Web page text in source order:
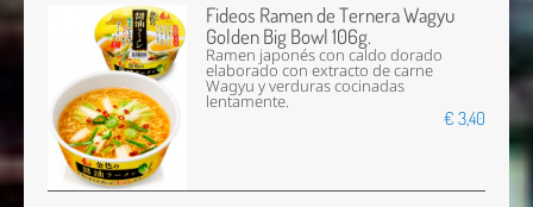
Fideos Ramen de Ternera Wagyu
Golden Big Bowl 106g.
Ramen japonés con caldo dorado
elaborado con extracto de carne
Wagyu y verduras cocinadas
lentamente.
€ 3,40